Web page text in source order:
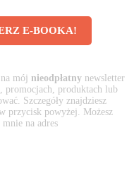
E-BOOKA!
mój nieodpłatny newsletter
promocjach, produktach lub
Szczegóły znajdziesz
przycisk powyżej. Możesz
na adres